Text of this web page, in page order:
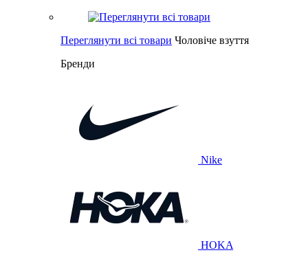
Переглянути всі товари Чоловіче взуття
Бренди
Nike
HOKA